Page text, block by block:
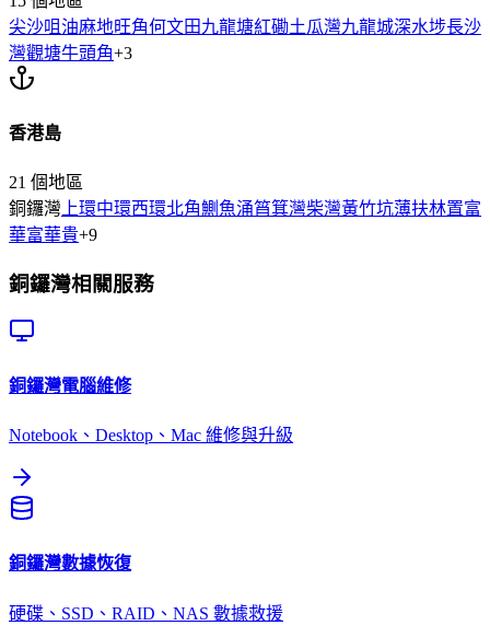
尖沙咀 油麻地旺角何文田九龍塘紅磡土瓜灣九龍城深水埗長沙
灣觀塘牛頭角+3
香港島
21 個地區
銅鑼灣 上環中環西環北角鰂魚涌筲箕灣柴灣黃竹坑薄扶林置富
華富華貴+9
銅鑼灣相關服務
銅鑼灣電腦維修
Notebook、Desktop、Mac 維修與升級
銅鑼灣數據恢復
硬碟、SSD、RAID、NAS 數據救援